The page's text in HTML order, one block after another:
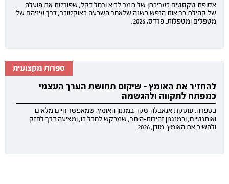
אסופת טקסטים בעריכתן של תמר לביא ורחל דקל, שפורטת את פועלה
של קהילת בריאות הנפש בשנה שלאחר השבעה באוקטובר, דרך עיניהם של
מטפלים ומטפלות. פרדס, 2026.
ספרות מקצועית
להחזיר את האומץ - שיקום תחושת הערך העצמי
כמפתח לתקווה ולהגשמה
בספרה, עוסקת אנאבלה שקד במגנון האומץ, שמאפשר חיים מלאים
ואותנטיים, ובמנגנון זהירות-היתר, שמבקש לחבל בו, ומציעה דרך לחזק
ולהשיב את האומץ. מודן, 2026.